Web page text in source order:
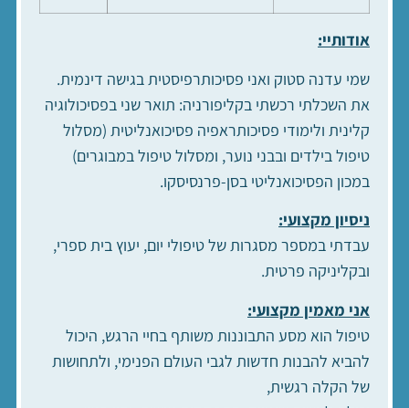
אודותיי:
שמי עדנה סטוק ואני פסיכותרפיסטית בגישה דינמית.
את השכלתי רכשתי בקליפורניה: תואר שני בפסיכולוגיה
קלינית ולימודי פסיכותראפיה פסיכואנליטית (מסלול
טיפול בילדים ובבני נוער, ומסלול טיפול במבוגרים)
במכון הפסיכואנליטי בסן-פרנסיסקו.
ניסיון מקצועי:
עבדתי במספר מסגרות של טיפולי יום, יעוץ בית ספרי,
ובקליניקה פרטית.
אני מאמין מקצועי:
טיפול הוא מסע התבוננות משותף בחיי הרגש, היכול
להביא להבנות חדשות לגבי העולם הפנימי, ולתחושות
של הקלה רגשית,